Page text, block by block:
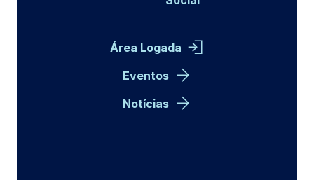
Área Logada
Eventos
Notícias